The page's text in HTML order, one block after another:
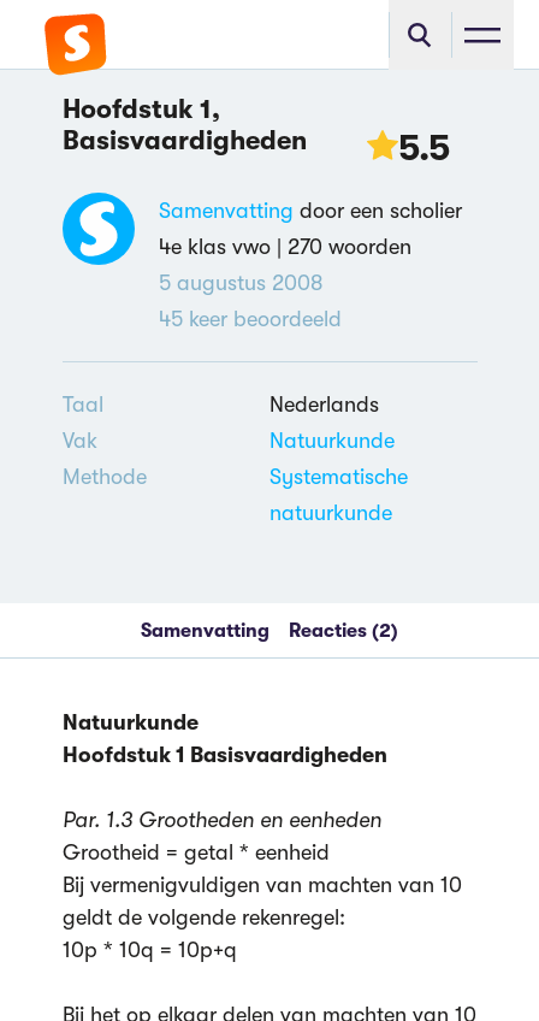
Hoofdstuk 1,
Basisvaardigheden
5.5
Samenvatting door een scholier
4e klas vwo | 270 woorden
5 augustus 2008
45keer beoordeeld
Taal
Nederlands
Vak
Natuurkunde
Methode
Systematische
natuurkunde
Samenvatting Reacties (2)
Natuurkunde
Hoofdstuk 1 Basisvaardigheden
Par. 1.3 Grootheden en eenheden
Grootheid = getal * eenheid
Bij vermenigvuldigen van machten van 10
geldt de volgende rekenregel:
10p * 10q = 10p+q
Bij het op elkaar delen van machten van 10